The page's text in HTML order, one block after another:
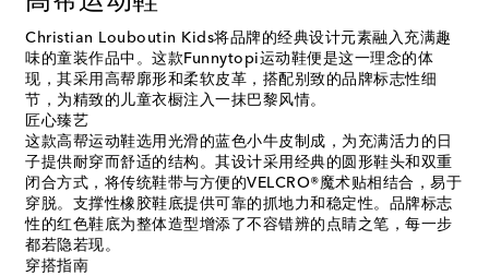
Christian Louboutin Kids将品牌的经典设计元素融入充满趣
味的童装作品中。这款Funnytopi运动鞋便是这一理念的体
现，其采用高帮廓形和柔软皮革，搭配别致的品牌标志性细
节，为精致的儿童衣橱注入一抹巴黎风情。
匠心臻艺
这款高帮运动鞋选用光滑的蓝色小牛皮制成，为充满活力的日
子提供耐穿而舒适的结构。其设计采用经典的圆形鞋头和双重
闭合方式，将传统鞋带与方便的VELCRO®魔术贴相结合，易于
穿脱。支撑性橡胶鞋底提供可靠的抓地力和稳定性。品牌标志
性的红色鞋底为整体造型增添了不容错辨的点睛之笔，每一步
都若隐若现。
穿搭指南